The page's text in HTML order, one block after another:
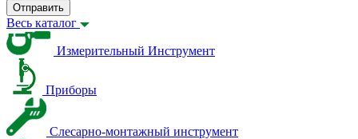
Отправить
Весь каталог
Измерительный Инструмент
Приборы
Слесарно-монтажный инструмент